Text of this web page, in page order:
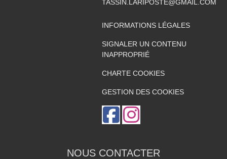
TASSIN.LARIPOSTE@GMAIL.COM
INFORMATIONS LÉGALES
SIGNALER UN CONTENU
INAPPROPRIÉ
CHARTE COOKIES
GESTION DES COOKIES
NOUS CONTACTER